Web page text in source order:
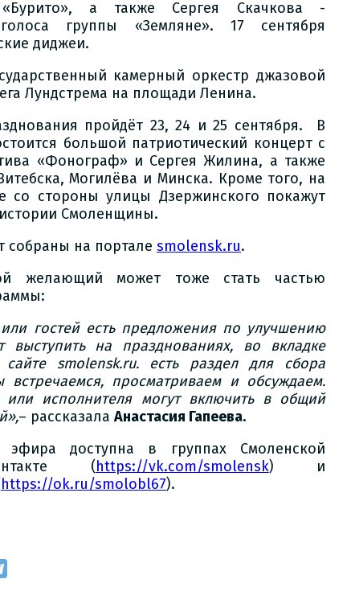
а также Сергея Скачкова -
группы «Земляне». 17 сентября
диджеи.
камерный оркестр джазовой
Лундстрема на площади Ленина.
пройдёт 23, 24 и 25 сентября. В
большой патриотический концерт с
«Фонограф» и Сергея Жилина, а также
Могилёва и Минска. Кроме того, на
со стороны улицы Дзержинского покажут
Смоленщины.
собраны на портале smolensk.ru.
желающий может тоже стать частью
гостей есть предложения по улучшению
выступить на празднованиях, во вкладке
smolensk.ru. есть раздел для сбора
просматриваем и обсуждаем.
или исполнителя могут включить в общий
– рассказалаАнастасия Гапеева.
эфира доступна в группах Смоленской
(https://vk.com/smolensk) и
https://ok.ru/smolobl67).